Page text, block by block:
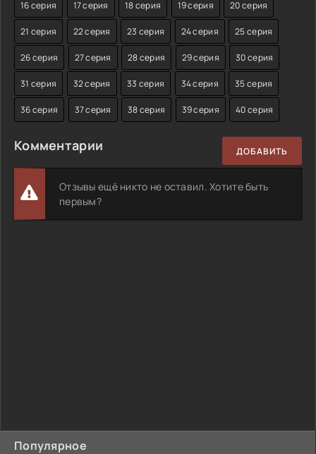
Популярное
16 серия 17 серия 18 серия 19 серия 20 серия
21 серия 22 серия 23 серия 24 серия 25 серия
26 серия 27 серия 28 серия 29 серия 30 серия
31 серия 32 серия 33 серия 34 серия 35 серия
36 серия 37 серия 38 серия 39 серия 40 серия
Комментарии ДОБАВИТЬ
Отзывы ещё никто не оставил. Хотите быть
первым?